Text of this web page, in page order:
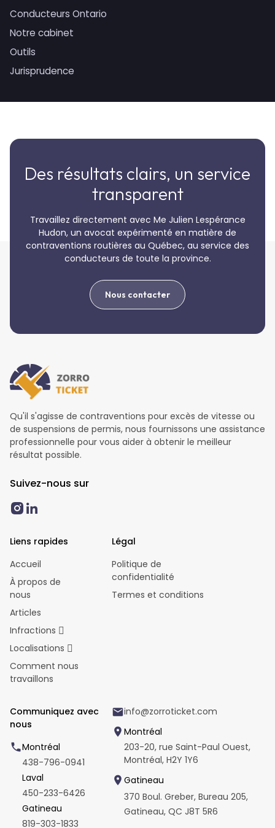
Conducteurs Ontario
Notre cabinet
Outils
Jurisprudence
Des résultats clairs, un service
transparent
Travaillez directement avec Me Julien Lespérance
Hudon, un avocat expérimenté en matière de
contraventions routières au Québec, au service des
conducteurs de toute la province.
Nous contacter
Qu'il s'agisse de contraventions pour excès de vitesse ou
de suspensions de permis, nous fournissons une assistance
professionnelle pour vous aider à obtenir le meilleur
résultat possible.
Suivez-nous sur
Liens rapides
Accueil
À propos de
nous
Articles
Infractions
Localisations
Comment nous
travaillons
Légal
Politique de
confidentialité
Termes et conditions
Communiquez avec
nous
Montréal
438-796-0941
Laval
450-233-6426
Gatineau
819-303-1833
info@zorroticket.com
Montréal
203-20, rue Saint-Paul Ouest,
Montréal, H2Y 1Y6
Gatineau
370 Boul. Greber, Bureau 205,
Gatineau, QC J8T 5R6